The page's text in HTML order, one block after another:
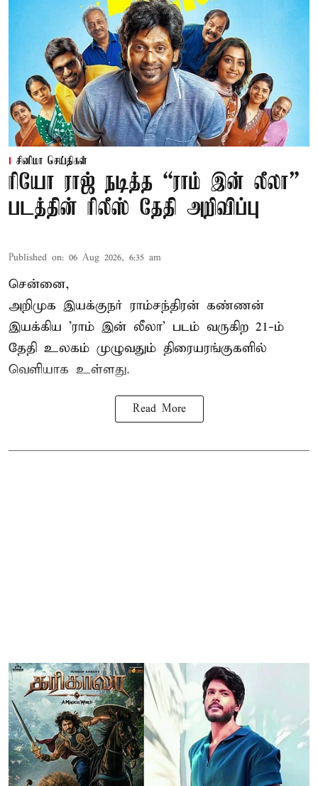
சினிமா செய்திகள்
ரியோ ராஜ் நடித்த “ராம் இன் லீலா”
படத்தின் ரிலீஸ் தேதி அறிவிப்பு
Published on: 06 Aug 2026, 6:35 am
சென்னை,
அறிமுக இயக்குநர் ராம்சந்திரன் கண்ணன்
இயக்கிய 'ராம் இன் லீலா' படம் வருகிற 21-ம்
தேதி உலகம் முழுவதும் திரையரங்குகளில்
வெளியாக உள்ளது.
Read More